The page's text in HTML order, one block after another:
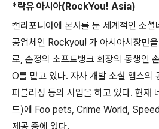
*락유 아시아(RockYou! Asia)
캘리포니아에 본사를 둔 세계적인 소셜
공업체인 Rockyou! 가 아시아시장만
로, 손정의 소프트뱅크 회장의 동생인
O를 맡고 있다. 자사 개발 소셜 앱스의
퍼블리싱 등의 사업을 하고 있다. 현재
드)에 Foo pets, Crime World,
제공 중에 있다.